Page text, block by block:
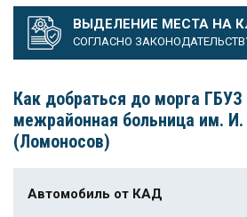
ВЫДЕЛЕНИЕ МЕСТА НА
СОГЛАСНО
Как добраться до морга
межрайонная больница им.
(Ломоносов)
Автомобиль от КАД